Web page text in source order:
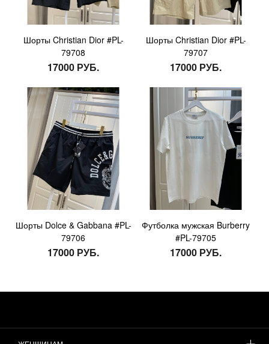
Шорты Christian Dior #PL-
79708
17000 РУБ.
Шорты Christian Dior #PL-
79707
17000 РУБ.
Шорты Dolce & Gabbana #PL-
79706
17000 РУБ.
Футболка мужская Burberry
#PL-79705
17000 РУБ.